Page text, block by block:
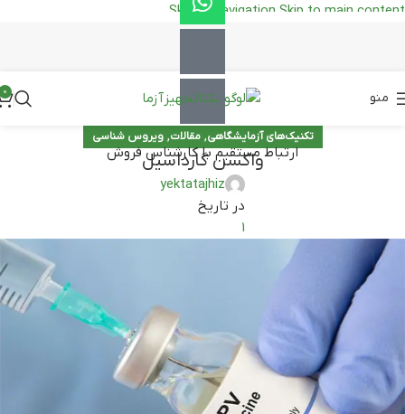
Skip to navigation Skip to main content
ارتباط مستقیم با کارشناس فروش
منو 0
تکنیک‌های آزمایشگاهی,مقالات,ویروس شناسی
واکسن گارداسیل
yektatajhiz
در تاریخ
1